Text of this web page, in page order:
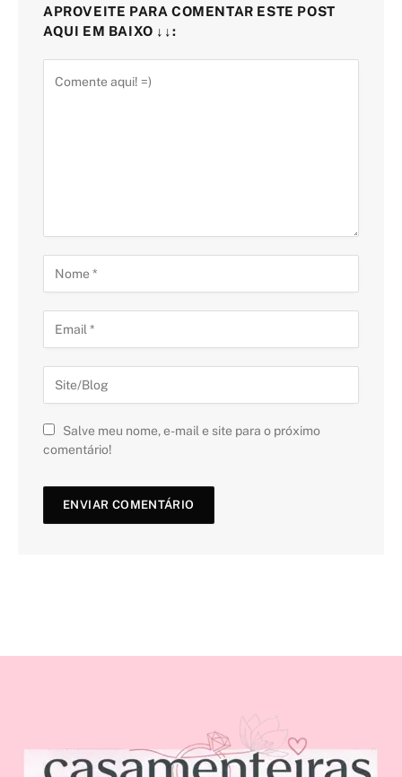
APROVEITE PARA COMENTAR ESTE POST
AQUI EM BAIXO ↓↓:
Salve meu nome, e-mail e site para o próximo
comentário!